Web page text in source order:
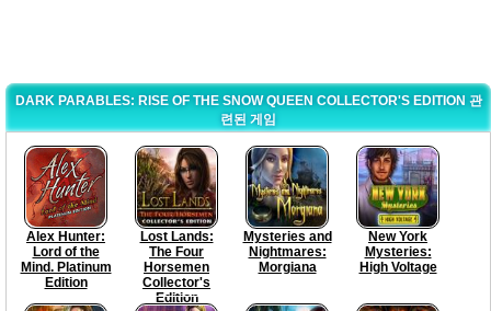
DARK PARABLES: RISE OF THE SNOW QUEEN COLLECTOR'S EDITION 관
련된 게임
Alex Hunter:
Lord of the
Mind. Platinum
Edition
Lost Lands:
The Four
Horsemen
Collector's
Edition
Mysteries and
Nightmares:
Morgiana
New York
Mysteries:
High Voltage